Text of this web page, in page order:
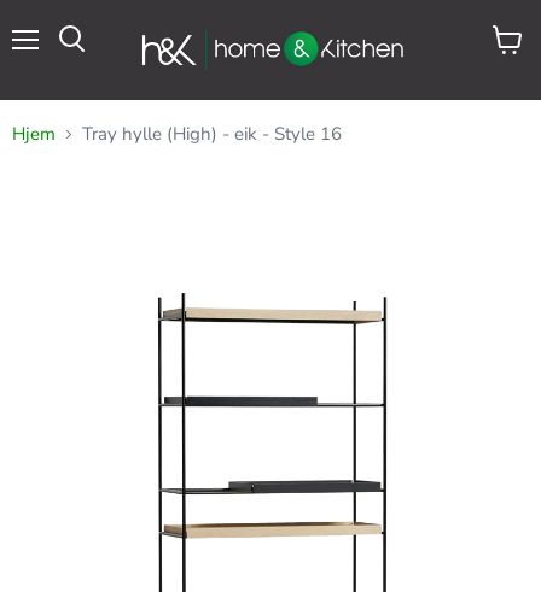
Se
Hjem Tray hylle (High) - eik - Style 16